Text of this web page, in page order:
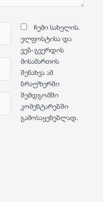
ჩემი სახელის.
ელფოსტისა და
ვებ-გვერდის
მისამართის
შენახვა ამ
ბრაუზერში
შემდგომში
კომენტარებში
გამოსაყენებლად.